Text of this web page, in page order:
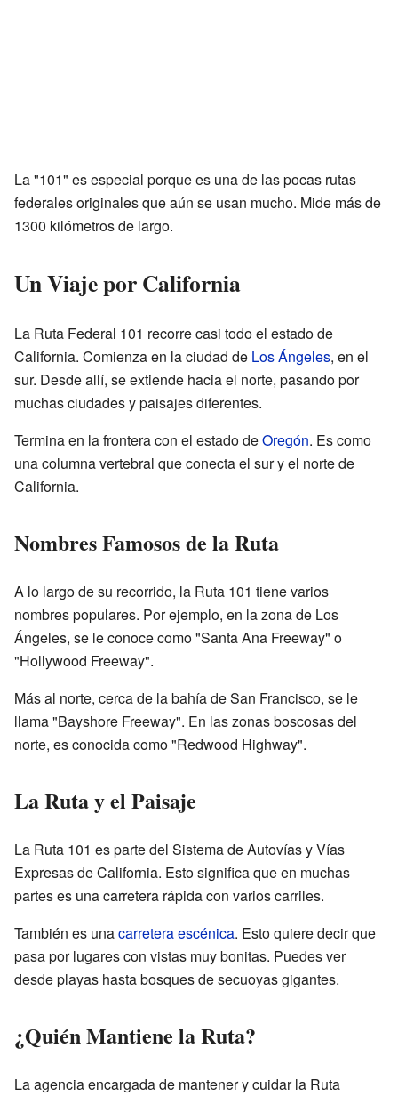
La "101" es especial porque es una de las pocas rutas
federales originales que aún se usan mucho. Mide más de
1300 kilómetros de largo.
Un Viaje por California
La Ruta Federal 101 recorre casi todo el estado de
California. Comienza en la ciudad de Los Ángeles, en el
sur. Desde allí, se extiende hacia el norte, pasando por
muchas ciudades y paisajes diferentes.
Termina en la frontera con el estado deOregón. Es como
una columna vertebral que conecta el sur y el norte de
California.
Nombres Famosos de la Ruta
A lo largo de su recorrido, la Ruta 101 tiene varios
nombres populares. Por ejemplo, en la zona de Los
Ángeles, se le conoce como "Santa Ana Freeway" o
"Hollywood Freeway".
Más al norte, cerca de la bahía de San Francisco, se le
llama "Bayshore Freeway". En las zonas boscosas del
norte, es conocida como "Redwood Highway".
La Ruta y el Paisaje
La Ruta 101 es parte del Sistema de Autovías y Vías
Expresas de California. Esto significa que en muchas
partes es una carretera rápida con varios carriles.
También es unacarretera escénica. Esto quiere decir que
pasa por lugares con vistas muy bonitas. Puedes ver
desde playas hasta bosques de secuoyas gigantes.
¿Quién Mantiene la Ruta?
La agencia encargada de mantener y cuidar la Ruta